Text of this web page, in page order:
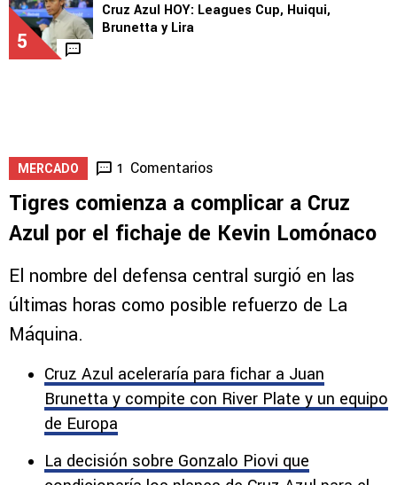
5
Cruz Azul HOY: Leagues Cup, Huiqui,
Brunetta y Lira
MERCADO 1 Comentarios
Tigres comienza a complicar a Cruz
Azul por el fichaje de Kevin Lomónaco
El nombre del defensa central surgió en las
últimas horas como posible refuerzo de La
Máquina.
Cruz Azul aceleraría para fichar a Juan
Brunetta y compite con River Plate y un equipo
de Europa
La decisión sobre Gonzalo Piovi que